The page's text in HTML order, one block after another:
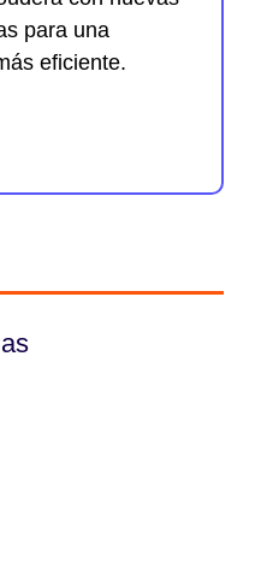
para una
eficiente.